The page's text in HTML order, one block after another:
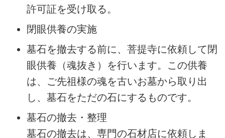
許可証を受け取る。
閉眼供養の実施
墓石を撤去する前に、菩提寺に依頼して閉
眼供養（魂抜き）を行います。この供養
は、ご先祖様の魂を古いお墓から取り出
し、墓石をただの石にするものです。
墓石の撤去・整理
墓石の撤去は、専門の石材店に依頼しま